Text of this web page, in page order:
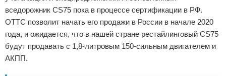
вседорожник CS75 пока в процессе сертификации в РФ.
ОТТС позволит начать его продажи в России в начале 2020
года, и ожидается, что в нашей стране рестайлинговый CS75
будут продавать с 1,8-литровым 150-сильным двигателем и
АКПП.